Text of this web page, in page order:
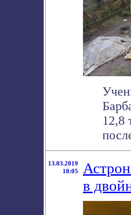
12,8
13.03.2019
18:05
в